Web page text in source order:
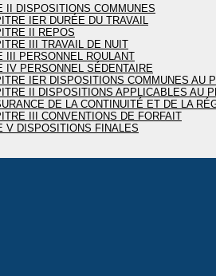
II DISPOSITIONS COMMUNES
IER DURÉE DU TRAVAIL
II REPOS
III TRAVAIL DE NUIT
III PERSONNEL ROULANT
IV PERSONNEL SÉDENTAIRE
IER DISPOSITIONS COMMUNES AU
II DISPOSITIONS APPLICABLES AU
DE LA CONTINUITÉ ET DE LA
III CONVENTIONS DE FORFAIT
V DISPOSITIONS FINALES